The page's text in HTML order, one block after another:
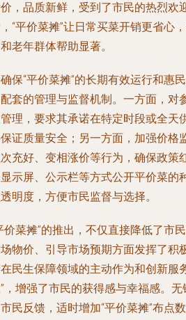
，品质新鲜，受到了市民的热烈欢
“平价菜摊”让日常买菜开销更省心
老年群体帮助显著。
保“平价菜摊”的长期有效运行和惠
套的管理与监督机制。一方面，对
理，要求其承诺在特定时段或全天
证质量安全；另一方面，加强价格
充好、变相涨价等行为，确保政策
示屏、公示栏等方式公开平价菜的
明度，方便市民监督与选择。
价菜摊”的推出，不仅直接降低了市
物价、引导市场预期方面发挥了积
民生保障领域的主动作为和创新服
，增强了市民的获得感与幸福感。
民反馈，适时增加“平价菜摊”布点